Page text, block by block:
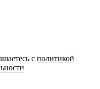
с политикой